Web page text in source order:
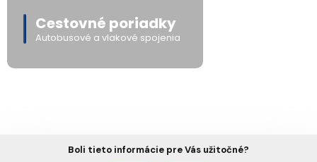
Cestovné poriadky
Autobusové a vlakové spojenia
Boli tieto informácie pre Vás užitočné?